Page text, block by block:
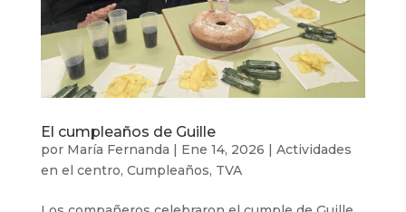
El cumpleaños de Guille
por María Fernanda | Ene 14, 2026 | Actividades
en el centro, Cumpleaños, TVA